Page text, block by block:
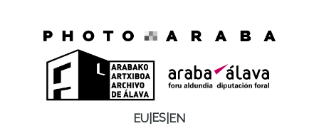
EU ES EN